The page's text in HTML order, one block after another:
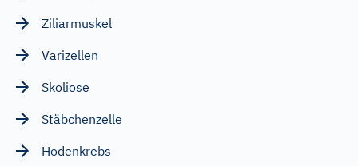
Ziliarmuskel
Varizellen
Skoliose
Stäbchenzelle
Hodenkrebs